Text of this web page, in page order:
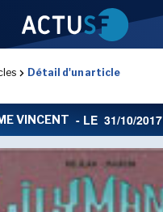
Détail d'un article
VINCENT - LE 31/10/2017